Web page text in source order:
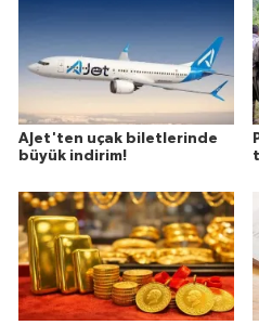
AJet'ten uçak biletlerinde
büyük indirim!